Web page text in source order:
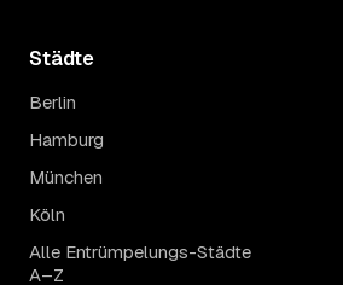
Städte
Berlin
Hamburg
München
Köln
Alle Entrümpelungs-Städte
A–Z